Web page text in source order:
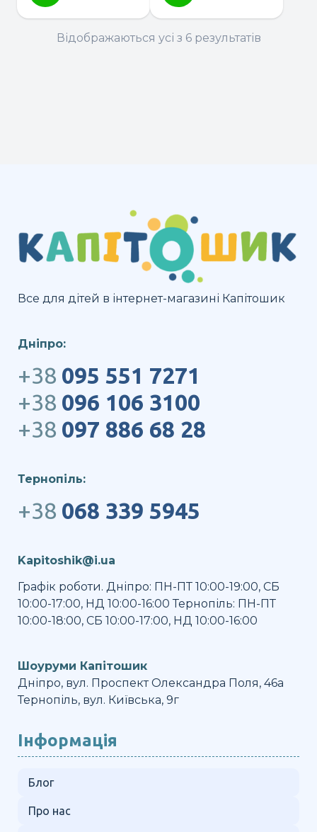
Відображаються усі з 6 результатів
Все для дітей в інтернет-магазині Капітошик
Дніпро:
+38 095 551 7271
+38 096 106 3100
+38 097 886 68 28
Тернопіль:
+38 068 339 5945
Kapitoshik@i.ua
Графік роботи. Дніпро: ПН-ПТ 10:00-19:00, СБ
10:00-17:00, НД 10:00-16:00 Тернопіль: ПН-ПТ
10:00-18:00, СБ 10:00-17:00, НД 10:00-16:00
Шоуруми Капітошик
Дніпро, вул. Проспект Олександра Поля, 46а
Тернопіль, вул. Київська, 9г
Інформація
Блог
Про нас